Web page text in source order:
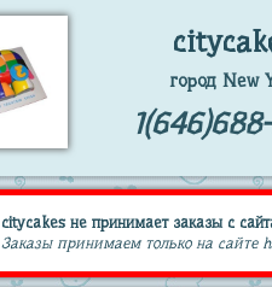
город New
citycakes не принимает заказы с
Заказы принимаем только на сайте